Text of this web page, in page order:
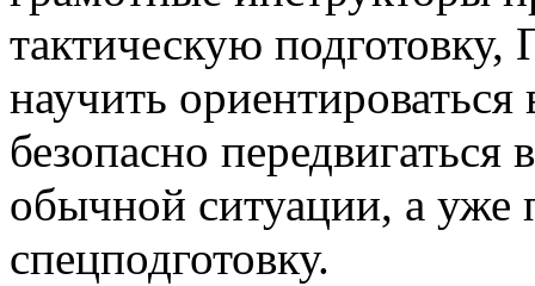
тактическую
научить
безопасно
обычной ситуации, а уже
спецподготовку.